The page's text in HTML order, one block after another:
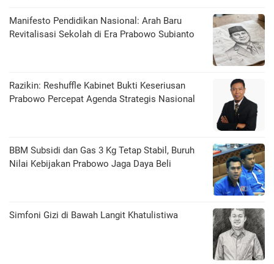
Manifesto Pendidikan Nasional: Arah Baru
Revitalisasi Sekolah di Era Prabowo Subianto
Razikin: Reshuffle Kabinet Bukti Keseriusan
Prabowo Percepat Agenda Strategis Nasional
BBM Subsidi dan Gas 3 Kg Tetap Stabil, Buruh
Nilai Kebijakan Prabowo Jaga Daya Beli
​Simfoni Gizi di Bawah Langit Khatulistiwa